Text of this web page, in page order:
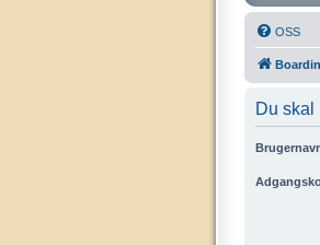
OSS
Du skal